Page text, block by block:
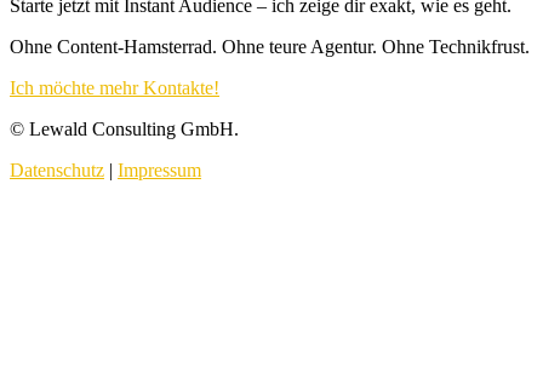
Starte jetzt mit Instant Audience – ich zeige dir exakt, wie es geht.
Ohne Content-Hamsterrad. Ohne teure Agentur. Ohne Technikfrust.
Ich möchte mehr Kontakte!
© Lewald Consulting GmbH.
Datenschutz | Impressum